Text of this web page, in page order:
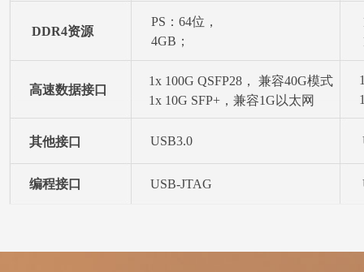
DDR4资源
PS：64位，
4GB；
PL：32位，2GB
高速数据接口
1x 100G QSFP28， 兼容40G模式
1x 10G SFP+，兼容1G以太网
其他接口
编程接口
USB3.0
USB-JTAG